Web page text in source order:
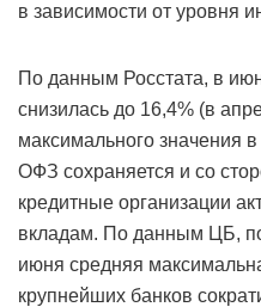
в зависимости от уровня
По данным Росстата, в
снизилась до 16,4% (в
максимального значения
ОФЗ сохраняется и со
кредитные организации
вкладам. По данным ЦБ,
июня средняя
крупнейших банков